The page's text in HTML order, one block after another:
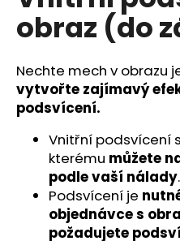
z
hvězdiček.
obraz (do
Nechte mech v obrazu
vytvořte zajímavý
podsvícení.
Vnitřní podsvícení
kterému můžete
podle vaší nálady.
Podsvícení je
objednávce s
požadujete
a
j
í
t
?
HLEDAT